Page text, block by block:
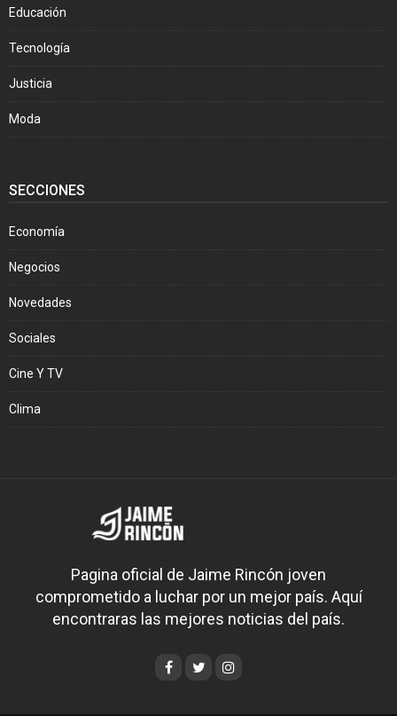
Educación
Tecnología
Justicia
Moda
SECCIONES
Economía
Negocios
Novedades
Sociales
Cine Y TV
Clima
Pagina oficial de Jaime Rincón joven
comprometido a luchar por un mejor país. Aquí
encontraras las mejores noticias del país.